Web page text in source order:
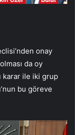
onay
da oy
karar ile iki grup
bu göreve